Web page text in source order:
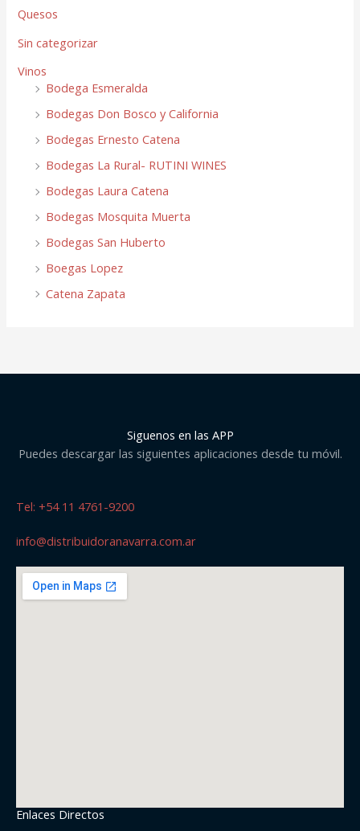
Quesos
Sin categorizar
Vinos
Bodega Esmeralda
Bodegas Don Bosco y California
Bodegas Ernesto Catena
Bodegas La Rural- RUTINI WINES
Bodegas Laura Catena
Bodegas Mosquita Muerta
Bodegas San Huberto
Boegas Lopez
Catena Zapata
Siguenos en las APP
Puedes descargar las siguientes aplicaciones desde tu móvil.
Tel: +54 11 4761-9200
info@distribuidoranavarra.com.ar
Enlaces Directos